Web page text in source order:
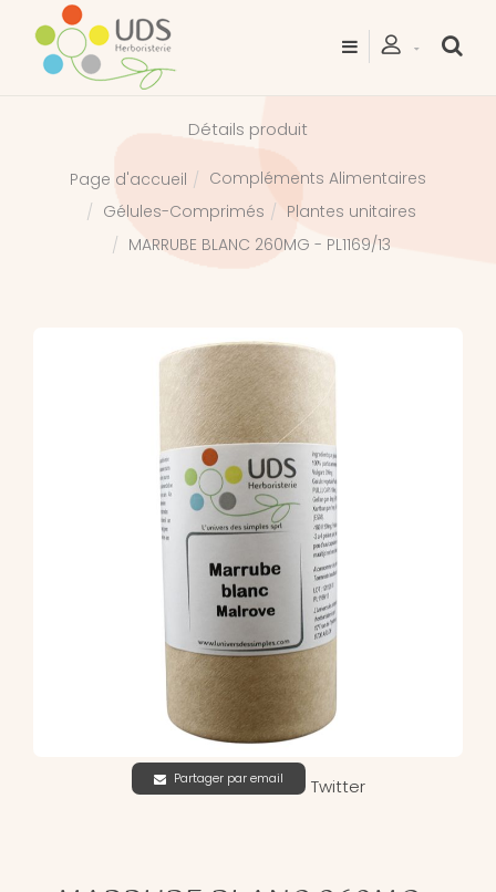
Détails produit
Page d'accueil
Compléments Alimentaires
Gélules-Comprimés
Plantes unitaires
MARRUBE BLANC 260MG - PL1169/13
Partager par email Twitter